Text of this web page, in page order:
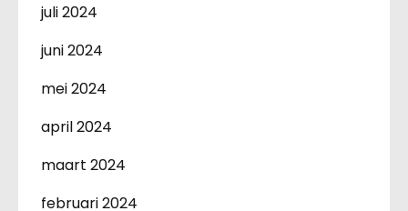
juli 2024
juni 2024
mei 2024
april 2024
maart 2024
februari 2024